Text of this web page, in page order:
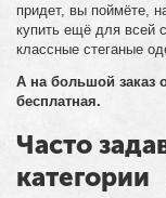
придет, вы поймёте,
купить ещё для всей
классные стеганые
А на большой заказ
бесплатная.
Часто
категории